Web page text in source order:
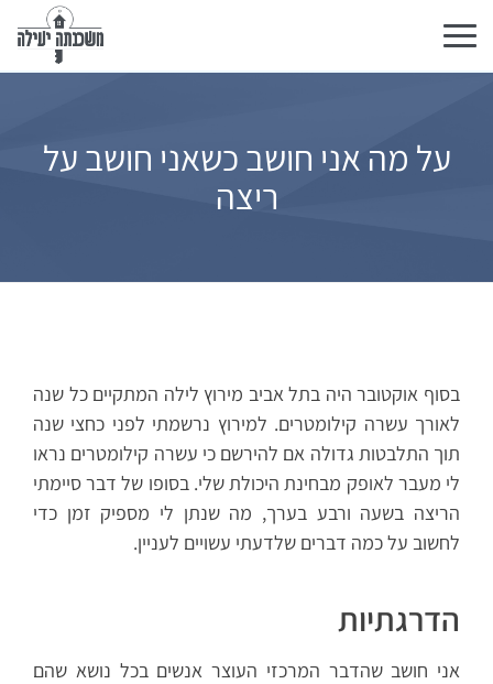
Toggle
navigation
על מה אני חושב כשאני חושב על
ריצה
בסוף אוקטובר היה בתל אביב מירוץ לילה המתקיים כל שנה
לאורך עשרה קילומטרים. למירוץ נרשמתי לפני כחצי שנה
תוך התלבטות גדולה אם להירשם כי עשרה קילומטרים נראו
לי מעבר לאופק מבחינת היכולת שלי. בסופו של דבר סיימתי
הריצה בשעה ורבע בערך, מה שנתן לי מספיק זמן כדי
לחשוב על כמה דברים שלדעתי עשויים לעניין.
הדרגתיות
אני חושב שהדבר המרכזי העוצר אנשים בכל נושא שהם